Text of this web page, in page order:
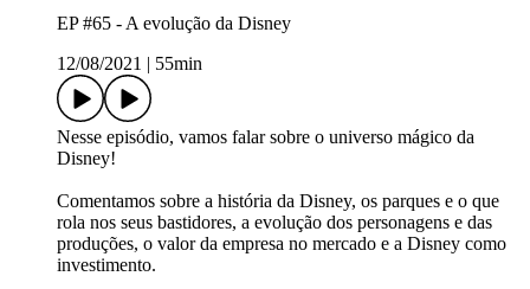
EP #65 - A evolução da Disney
12/08/2021
55min
Nesse episódio, vamos falar sobre o universo mágico da
Disney!
Comentamos sobre a história da Disney, os parques e o que
rola nos seus bastidores, a evolução dos personagens e das
produções, o valor da empresa no mercado e a Disney como
investimento.